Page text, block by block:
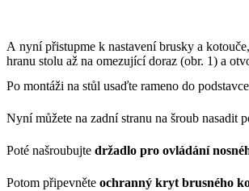
A nyní přistupme k nastavení brusky a
hranu stolu až na omezující doraz (obr. 1) a
Po montáži na stůl usaďte rameno do
Nyní můžete na zadní stranu na šroub nasadit
Poté našroubujte držadlo pro ovládání
Potom připevněte ochranný kryt brusného